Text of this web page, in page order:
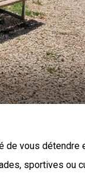
vous détendre
sportives ou